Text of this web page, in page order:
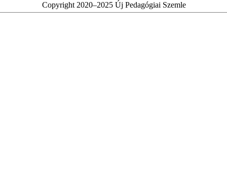
Copyright 2020–2025 Új Pedagógiai Szemle